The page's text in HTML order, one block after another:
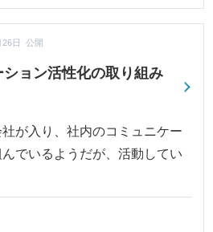
ョン活性化の取り組み
26日 公開
社が入り、社内のコミュニケー
でいるようだが、活動してい